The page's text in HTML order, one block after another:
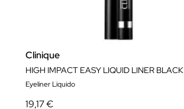
Clinique
HIGH IMPACT EASY LIQUID LINER BLACK
Eyeliner Liquido
19,17 €